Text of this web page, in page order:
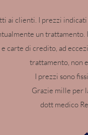
ai clienti. I prezzi
un
carte di credito, ad
trattamento, non
I prezzi sono
Grazie mille per
dott medico